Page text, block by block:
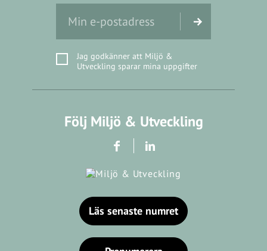
Jag godkänner att Miljö &
Utveckling sparar mina uppgifter
Följ Miljö & Utveckling
Läs senaste numret